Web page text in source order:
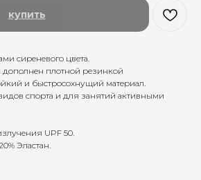
купить
cиреневого цвета.
плотной резинкой
и быстросохнущий материал.
спорта и для занятий активными
UPF 50.
Эластан.